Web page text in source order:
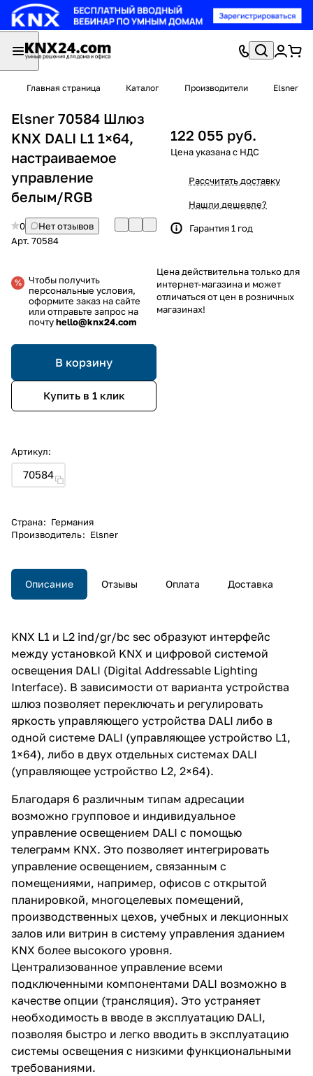
Главная страница Каталог Производители Elsner
Elsner 70584 Шлюз
KNX DALI L1 1×64,
настраиваемое
управление
белым/RGB
0
Нет отзывов
Арт. 70584
Чтобы получить
персональные условия,
оформите заказ на сайте
или отправьте запрос на
почтуhello@knx24.com
В корзину
Купить в 1 клик
Артикул:
70584
Страна: Германия
Производитель: Elsner
122 055 руб.
Рассчитать доставку
Нашли дешевле?
Гарантия 1 год
Цена действительна только для
интернет-магазина и может
отличаться от цен в розничных
магазинах!
Описание Отзывы Оплата Доставка
KNX L1 и L2 ind/gr/bc sec образуют интерфейс
между установкой KNX и цифровой системой
освещения DALI (Digital Addressable Lighting
Interface). В зависимости от варианта устройства
шлюз позволяет переключать и регулировать
яркость управляющего устройства DALI либо в
одной системе DALI (управляющее устройство L1,
1×64), либо в двух отдельных системах DALI
(управляющее устройство L2, 2×64).
Благодаря 6 различным типам адресации
возможно групповое и индивидуальное
управление освещением DALI с помощью
телеграмм KNX. Это позволяет интегрировать
управление освещением, связанным с
помещениями, например, офисов с открытой
планировкой, многоцелевых помещений,
производственных цехов, учебных и лекционных
залов или витрин в систему управления зданием
KNX более высокого уровня.
Централизованное управление всеми
подключенными компонентами DALI возможно в
качестве опции (трансляция). Это устраняет
необходимость в вводе в эксплуатацию DALI,
позволяя быстро и легко вводить в эксплуатацию
системы освещения с низкими функциональными
требованиями.